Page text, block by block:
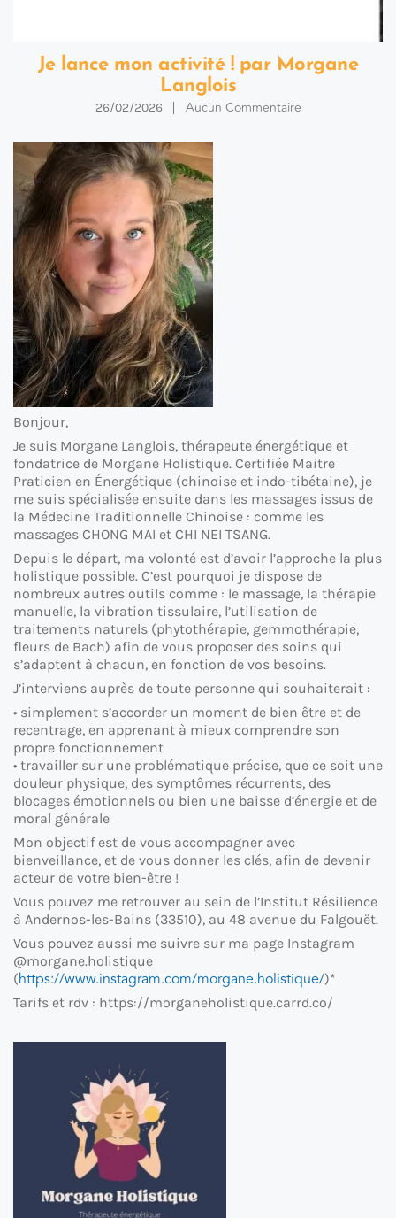
Je lance mon activité ! par Morgane
Langlois
26/02/2026 Aucun Commentaire
Bonjour,
Je suis Morgane Langlois, thérapeute énergétique et
fondatrice de Morgane Holistique. Certifiée Maitre
Praticien en Énergétique (chinoise et indo-tibétaine), je
me suis spécialisée ensuite dans les massages issus de
la Médecine Traditionnelle Chinoise : comme les
massages CHONG MAI et CHI NEI TSANG.
Depuis le départ, ma volonté est d’avoir l’approche la plus
holistique possible. C’est pourquoi je dispose de
nombreux autres outils comme : le massage, la thérapie
manuelle, la vibration tissulaire, l’utilisation de
traitements naturels (phytothérapie, gemmothérapie,
fleurs de Bach) afin de vous proposer des soins qui
s’adaptent à chacun, en fonction de vos besoins.
J’interviens auprès de toute personne qui souhaiterait :
• simplement s’accorder un moment de bien être et de
recentrage, en apprenant à mieux comprendre son
propre fonctionnement
• travailler sur une problématique précise, que ce soit une
douleur physique, des symptômes récurrents, des
blocages émotionnels ou bien une baisse d’énergie et de
moral générale
Mon objectif est de vous accompagner avec
bienveillance, et de vous donner les clés, afin de devenir
acteur de votre bien-être !
Vous pouvez me retrouver au sein de l’Institut Résilience
à Andernos-les-Bains (33510), au 48 avenue du Falgouët.
Vous pouvez aussi me suivre sur ma page Instagram
@morgane.holistique
(https://www.instagram.com/morgane.holistique/)*
Tarifs et rdv : https://morganeholistique.carrd.co/